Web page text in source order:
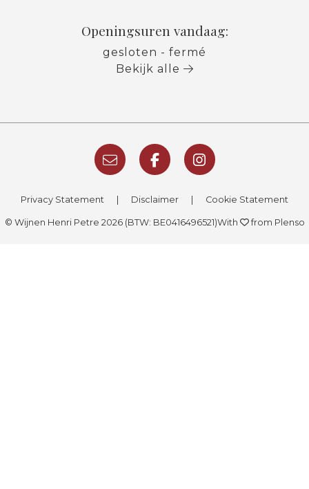
Openingsuren vandaag:
gesloten - fermé
Bekijk alle
Privacy Statement Disclaimer Cookie Statement
© Wijnen Henri Petre 2026 (BTW: BE0416496521)With from Plenso